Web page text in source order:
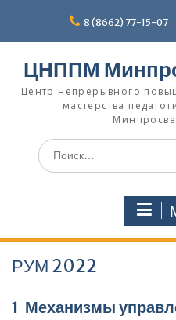
содержимому
8 (8662) 77-15-07
ЦНППМ
Центр непрерывного
мастерства
Искать:
РУМ 2022
1 Механизмы